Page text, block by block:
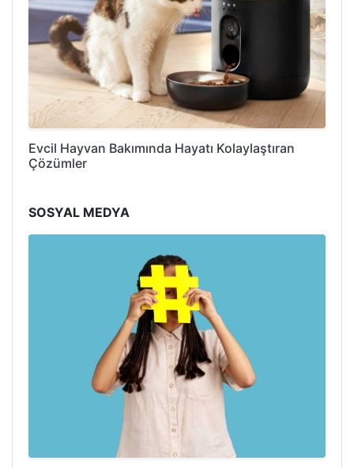
Evcil Hayvan Bakımında Hayatı Kolaylaştıran
Çözümler
SOSYAL MEDYA